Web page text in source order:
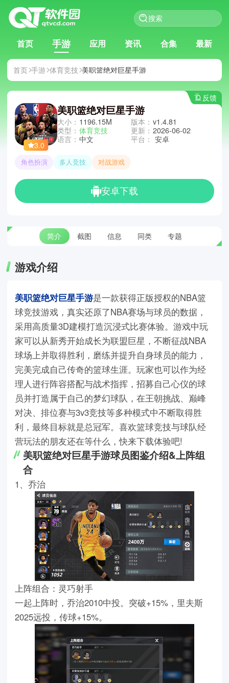
首页 手游 应用 资讯 合集 最新
首页 手游 体育竞技 美职篮绝对巨星手游
反馈
3.0
美职篮绝对巨星手游
大小： 1196.15M
类型： 体育竞技
语言： 中文
版本： v1.4.81
更新： 2026-06-02
平台： 安卓
角色扮演 多人竞技 对战游戏
安卓下载
简介 截图 信息 同类 专题
游戏介绍
美职篮绝对巨星手游是一款获得正版授权的NBA篮
球竞技游戏，真实还原了NBA赛场与球员的数据，
采用高质量3D建模打造沉浸式比赛体验。游戏中玩
家可以从新秀开始成长为联盟巨星，不断征战NBA
球场上并取得胜利，磨练并提升自身球员的能力，
完美完成自己传奇的篮球生涯。玩家也可以作为经
理人进行阵容搭配与战术指挥，招募自己心仪的球
员并打造属于自己的梦幻球队，在王朝挑战、巅峰
对决、排位赛与3v3竞技等多种模式中不断取得胜
利，最终目标就是总冠军。喜欢篮球竞技与球队经
营玩法的朋友还在等什么，快来下载体验吧!
美职篮绝对巨星手游球员图鉴介绍&上阵组
合
1、乔治
上阵组合：灵巧射手
一起上阵时，乔治2010中投。突破+15%，里夫斯
2025远投，传球+15%。